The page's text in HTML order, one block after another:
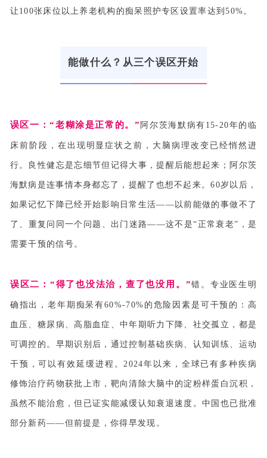
让100张床位以上养老机构的痴呆照护专区设置率达到50%。
能做什么？从三个误区开始
误区一：“老糊涂是正常的。” 阿尔茨海默病有15-20年的临
床前阶段，在出现明显症状之前，大脑病理改变已经悄然进
行。良性健忘是忘细节但记得大事，提醒后能想起来；阿尔茨
海默病是连事情本身都忘了，提醒了也想不起来。60岁以后，
如果记忆下降已经开始影响日常生活——以前能做的事做不了
了、重复问同一个问题、出门迷路——这不是“正常衰老”，是
需要干预的信号。
误区二：“得了也没法治，查了也没用。 ”错。专业医生明
确指出，老年期痴呆有60%-70%的危险因素是可干预的：高
血压、糖尿病、高脂血症、中年期听力下降、社交孤立，都是
可调控的。早期识别后，通过控制基础疾病、认知训练、运动
干预，可以有效延缓进程。2024年以来，全球已有多种疾病
修饰治疗药物获批上市，靶向清除大脑中的淀粉样蛋白沉积，
虽然不能治愈，但已证实能减缓认知衰退速度。中国也已批准
部分新药——但前提是，你得早发现。